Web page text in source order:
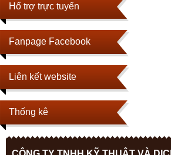
Hổ trợ trực tuyến
Fanpage Facebook
Liên kết website
Thống kê